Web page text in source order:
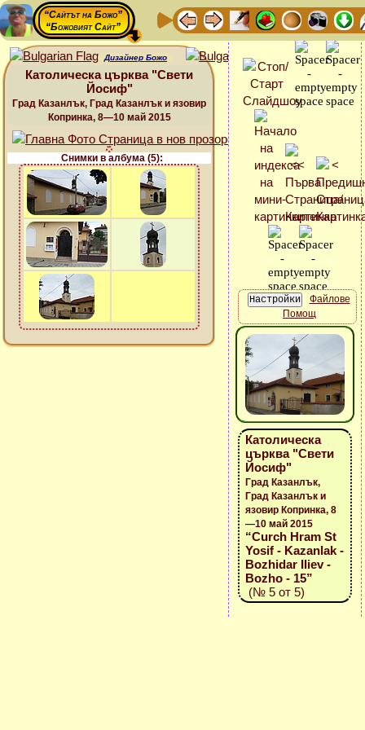
“Сайтът на Божо”
“Божовият Сайт”
Дизайнер Божо
Католическа църква "Свети
Йосиф"
Град Казанлък, Град Казанлък и язовир
Копринка, 8—10 май 2015
Снимки в албума (5):
Файлове
Помощ
Католическа
църква "Свети
Йосиф"
Град Казанлък,
Град Казанлък и
язовир Копринка, 8
—10 май 2015
“Curch Hram St
Yosif - Kazanlak -
Bozhidar Iliev -
Bozho - 15”
(№ 5 от 5)